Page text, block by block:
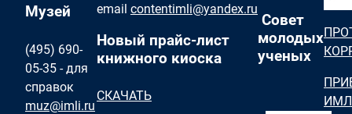
Музей
(495) 690-
05-35 - для
справок
muz@imli.ru
email contentimli@yandex.ru
Новый прайс-лист
книжного киоска
СКАЧАТЬ
Совет
молодых
ученых